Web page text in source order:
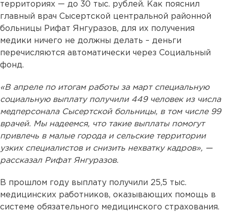
территориях — до 30 тыс. рублей. Как пояснил
главный врач Сысертской центральной районной
больницы Рифат Янгуразов, для их получения
медики ничего не должны делать – деньги
перечисляются автоматически через Социальный
фонд.
«В апреле по итогам работы за март специальную
социальную выплату получили 449 человек из числа
медперсонала Сысертской больницы, в том числе 99
врачей. Мы надеемся, что такие выплаты помогут
привлечь в малые города и сельские территории
узких специалистов и снизить нехватку кадров», —
рассказал Рифат Янгуразов.
В прошлом году выплату получили 25,5 тыс.
медицинских работников, оказывающих помощь в
системе обязательного медицинского страхования.